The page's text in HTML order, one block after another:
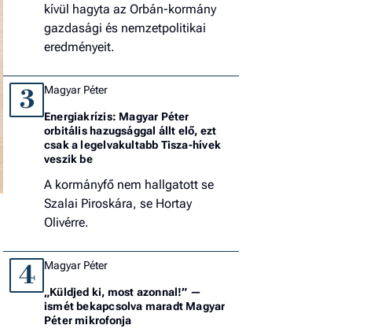
kívül hagyta az Orbán-kormány
gazdasági és nemzetpolitikai
eredményeit.
3 Magyar Péter
Energiakrízis: Magyar Péter
orbitális hazugsággal állt elő, ezt
csak a legelvakultabb Tisza-hívek
veszik be
A kormányfő nem hallgatott se
Szalai Piroskára, se Hortay
Olivérre.
4 Magyar Péter
„Küldjed ki, most azonnal!” —
ismét bekapcsolva maradt Magyar
Péter mikrofonja